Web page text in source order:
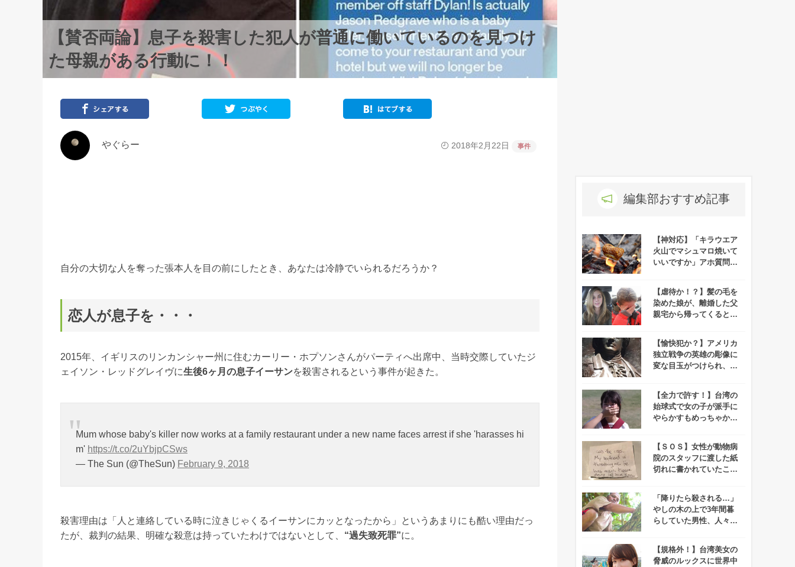
【賛否両論】息子を殺害した犯人が普通に働いているのを見つけ
た母親がある行動に！！
やぐらー 2018年2月22日 事件
自分の大切な人を奪った張本人を目の前にしたとき、あなたは冷静でいられるだろうか？
恋人が息子を・・・
2015年、イギリスのリンカンシャー州に住むカーリー・ホプソンさんがパーティへ出席中、当時交際していたジ
ェイソン・レッドグレイヴに生後6ヶ月の息子イーサンを殺害されるという事件が起きた。
Mum whose baby's killer now works at a family restaurant under a new name faces arrest if she 'harasses hi
m' https://t.co/2uYbjpCSws
— The Sun (@TheSun) February 9, 2018
殺害理由は「人と連絡している時に泣きじゃくるイーサンにカッとなったから」というあまりにも酷い理由だっ
たが、裁判の結果、明確な殺意は持っていたわけではないとして、 “過失致死罪”に。
編集部おすすめ記事
【神対応】「キラウエア
火山でマシュマロ焼いて
いいですか」アホ質問に
【虐待か！？】髪の毛を
染めた娘が、離婚した父
親宅から帰ってくるとト
【愉快犯か？】アメリカ
独立戦争の英雄の彫像に
変な目玉がつけられ、笑
【全力で許す！】台湾の
始球式で女の子が派手に
やらかすもめっちゃかわ
【ＳＯＳ】女性が動物病
院のスタッフに渡した紙
切れに書かれていたこと
「降りたら殺される…」
やしの木の上で3年間暮
らしていた男性、人々の
【規格外！】台湾美女の
脅威のルックスに世界中